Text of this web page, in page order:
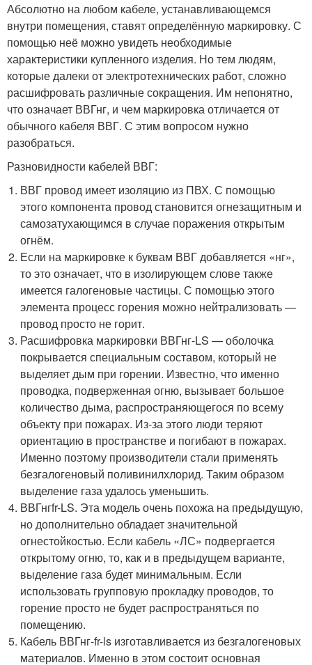
Абсолютно на любом кабеле, устанавливающемся
внутри помещения, ставят определённую маркировку. С
помощью неё можно увидеть необходимые
характеристики купленного изделия. Но тем людям,
которые далеки от электротехнических работ, сложно
расшифровать различные сокращения. Им непонятно,
что означает ВВГнг, и чем маркировка отличается от
обычного кабеля ВВГ. С этим вопросом нужно
разобраться.
Разновидности кабелей ВВГ:
ВВГ провод имеет изоляцию из ПВХ. С помощью
этого компонента провод становится огнезащитным и
самозатухающимся в случае поражения открытым
огнём.
Если на маркировке к буквам ВВГ добавляется «нг»,
то это означает, что в изолирующем слове также
имеется галогеновые частицы. С помощью этого
элемента процесс горения можно нейтрализовать —
провод просто не горит.
Расшифровка маркировки ВВГнг-LS — оболочка
покрывается специальным составом, который не
выделяет дым при горении. Известно, что именно
проводка, подверженная огню, вызывает большое
количество дыма, распространяющегося по всему
объекту при пожарах. Из-за этого люди теряют
ориентацию в пространстве и погибают в пожарах.
Именно поэтому производители стали применять
безгалогеновый поливинилхлорид. Таким образом
выделение газа удалось уменьшить.
ВВГнгfr-LS. Эта модель очень похожа на предыдущую,
но дополнительно обладает значительной
огнестойкостью. Если кабель «ЛС» подвергается
открытому огню, то, как и в предыдущем варианте,
выделение газа будет минимальным. Если
использовать групповую прокладку проводов, то
горение просто не будет распространяться по
помещению.
Кабель ВВГнг-fr-ls изготавливается из безгалогеновых
материалов. Именно в этом состоит основная